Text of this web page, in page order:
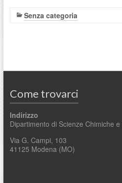
Senza categoria
Come trovarci
Indirizzo
Dipartimento di Scienze Chimiche
Via G. Campi, 103
41125 Modena (MO)